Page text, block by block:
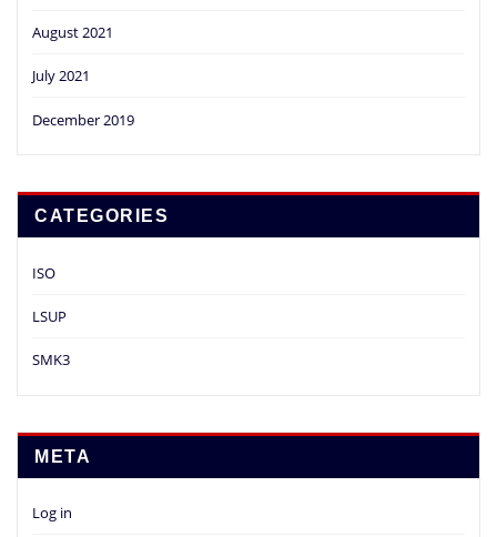
August 2021
July 2021
December 2019
CATEGORIES
ISO
LSUP
SMK3
META
Log in